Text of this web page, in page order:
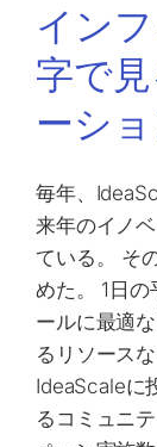
イン
字で
ーシ
毎年、
来年のイノ
ている。 そ
めた。 1日
ールに最適
るリソース
IdeaScaleに
るコミュニ